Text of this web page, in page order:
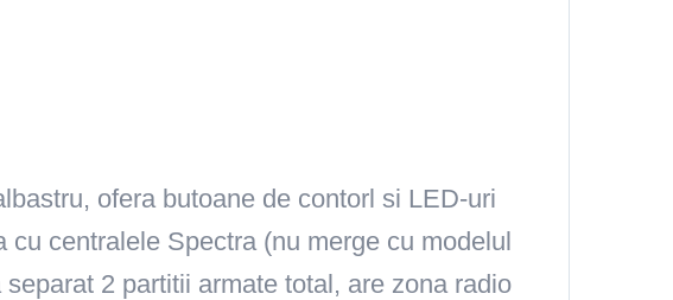
ofera butoane de contorl si LED-uri
centralele Spectra (nu merge cu modelul
2 partitii armate total, are zona radio